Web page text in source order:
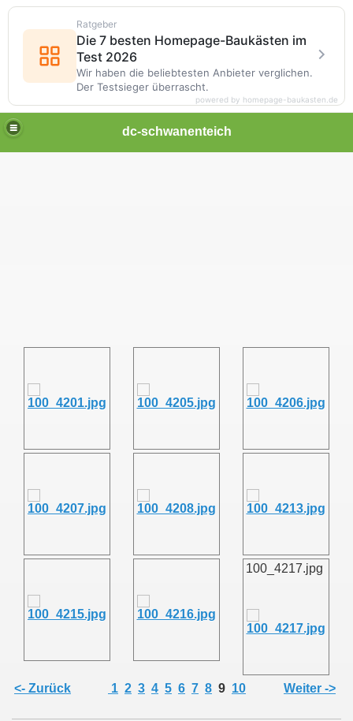
dc-schwanenteich
100_4217.jpg
<- Zurück 1 2 3 4 5 6 7 8 9 10 Weiter ->
Ratgeber
Die 7 besten Homepage-Baukästen im
Test 2026
Wir haben die beliebtesten Anbieter verglichen.
Der Testsieger überrascht.
powered by homepage-baukasten.de